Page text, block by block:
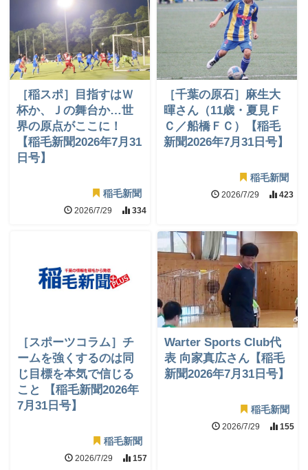
［稲スポ］目指すはＷ
杯か、Ｊの舞台か…世
界の原点がここに！
【稲毛新聞2026年7月31
日号】
稲毛新聞
2026/7/29 334
［千葉の原石］麻生大
暉さん（11歳・夏見Ｆ
Ｃ／船橋ＦＣ）【稲毛
新聞2026年7月31日号】
稲毛新聞
2026/7/29 423
［スポーツコラム］チ
ームを強くするのは同
じ目標を本気で信じる
こと 【稲毛新聞2026年
7月31日号】
稲毛新聞
2026/7/29 157
Warter Sports Club代
表 向家真広さん【稲毛
新聞2026年7月31日号】
稲毛新聞
2026/7/29 155